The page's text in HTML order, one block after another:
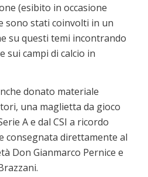
(esibito in occasione
sono stati coinvolti in un
su questi temi incontrando
sui campi di calcio in
donato materiale
una maglietta da gioco
A e dal CSI a ricordo
consegnata direttamente al
Don Gianmarco Pernice e